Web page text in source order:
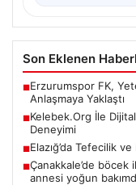
Son Eklenen
■Erzurumspor FK,
Anlaşmaya Yaklaştı
■Kelebek.Org İle
Deneyimi
■Elazığ’da Tefecilik
■Çanakkale’de
annesi yoğun